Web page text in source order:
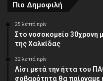
Πιο Δημοφιλή
25 λεπτά πρίν
Στο νοσοκομείο
της Χαλκίδας
32 λεπτά πρίν
Λίσι μετά την ήττα του
σοβαρότητα θα παίρναμε